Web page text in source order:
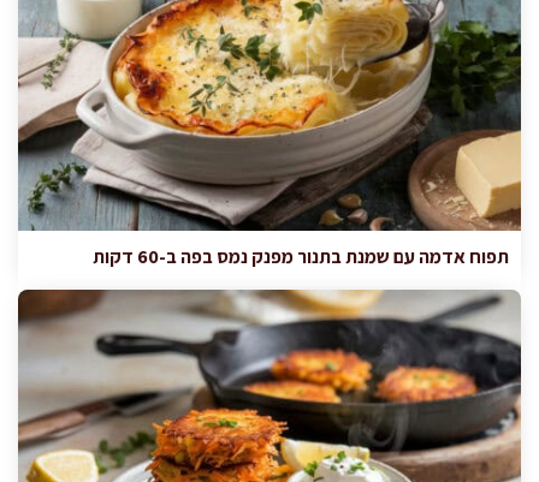
תפוח אדמה עם שמנת בתנור מפנק נמס בפה ב-60 דקות